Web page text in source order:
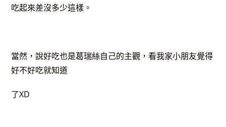
吃起來差沒多少這樣。
當然，說好吃也是葛瑞絲自己的主觀，看我家小朋友覺得
好不好吃就知道
了XD